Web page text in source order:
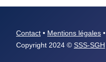
Contact • Mentions légales •
Copyright 2024 © SSS-SGH